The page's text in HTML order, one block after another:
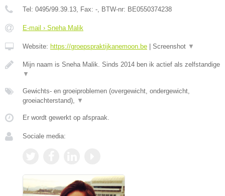
Tel: 0495/99.39.13, Fax: -, BTW-nr: BE0550374238
E-mail › Sneha Malik
Website: https://groepspraktijkanemoon.be Screenshot ▼
Mijn naam is Sneha Malik. Sinds 2014 ben ik actief als zelfstandige
▼
Gewichts- en groeiproblemen (overgewicht, ondergewicht,
groeiachterstand), ▼
Er wordt gewerkt op afspraak.
Sociale media: